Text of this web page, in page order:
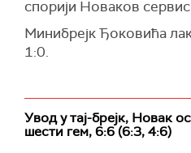
спорији Новаков
Минибрејк Ђоковића
1:0.
Увод у тај-брејк, Новак
шести гем, 6:6 (6:3, 4:6)